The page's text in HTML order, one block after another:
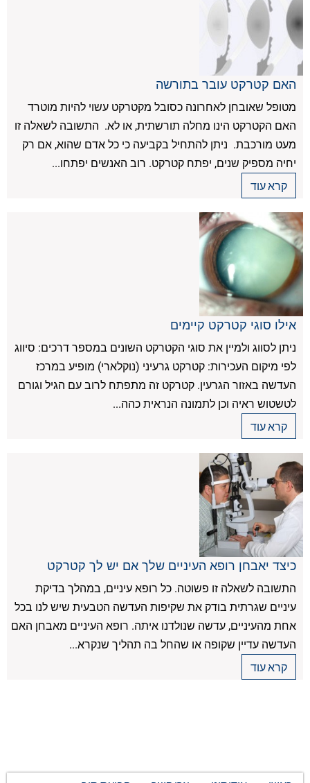
האם קטרקט עובר בתורשה
מטופל שאובחן לאחרונה כסובל מקטרקט עשוי להיות מוטרד
האם הקטרקט הינו מחלה תורשתית, או לא. התשובה לשאלה זו
מעט מורכבת. ניתן להתחיל בקביעה כי כל אדם שהוא, אם רק
יחיה מספיק שנים, יפתח קטרקט. רוב האנשים יפתחו...
קרא עוד
אילו סוגי קטרקט קיימים
ניתן לסווג ולמיין את סוגי הקטרקט השונים במספר דרכים: סיווג
לפי מיקום העכירות: קטרקט גרעיני (נוקלארי) מופיע במרכז
העדשה באזור הגרעין. קטרקט זה מתפתח לרוב עם הגיל וגורם
לטשטוש ראיה וכן לתמונה הנראית כהה...
קרא עוד
כיצד יאבחן רופא העיניים שלך אם יש לך קטרקט
התשובה לשאלה זו פשוטה. כל רופא עיניים, במהלך בדיקת
עיניים שגרתית בודק את שקיפות העדשה הטבעית שיש לנו בכל
אחת מהעיניים, עדשה שנולדנו איתה. רופא העיניים מאבחן האם
העדשה עדיין שקופה או שהחל בה תהליך שנקרא...
קרא עוד